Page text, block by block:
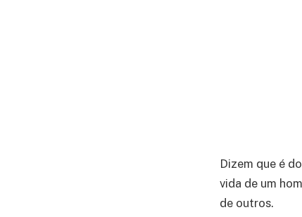
Dizem que é
vida de um
de outros.